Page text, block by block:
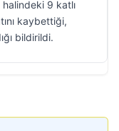
9 katlı
kaybettiği,
bildirildi.